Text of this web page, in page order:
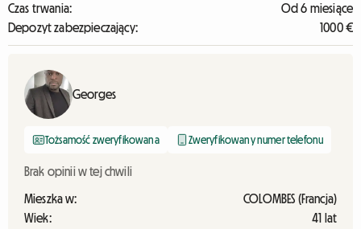
Czas trwania:
Od 6 miesiące
Depozyt zabezpieczający:
1000 €
Georges
Tożsamość zweryfikowana Zweryfikowany numer telefonu
Brak opinii w tej chwili
Mieszka w:
COLOMBES (Francja)
Wiek:
41 lat